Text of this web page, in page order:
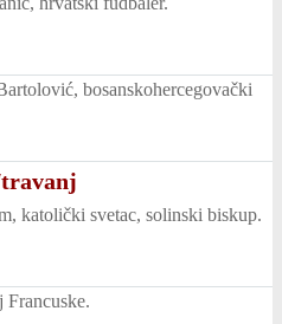
bosanskohercegovački
katolički svetac, solinski biskup.